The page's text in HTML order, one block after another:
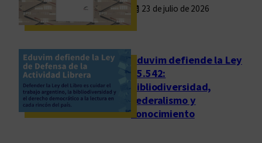
23 de julio de 2026
Eduvim defiende la Ley
25.542:
bibliodiversidad,
federalismo y
conocimiento